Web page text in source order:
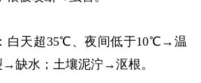
白天超35℃、夜间低于10℃→温
→缺水；土壤泥泞→沤根。